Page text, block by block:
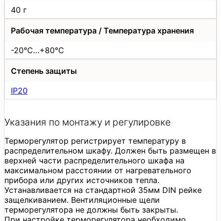
40 г
Рабочая температура / Температура хранения
-20°C…+80°C
Степень защиты
IP20
Указания по монтажу и регулировке
Терморегулятор регистрирует температуру в
распределительном шкафу. Должен быть размещен в
верхней части распределительного шкафа на
максимальном расстоянии от нагревательного
прибора или других источников тепла.
Устанавливается на стандартной 35мм DIN рейке
защелкиванием. Вентиляционные щели
терморегулятора не должны быть закрыты.